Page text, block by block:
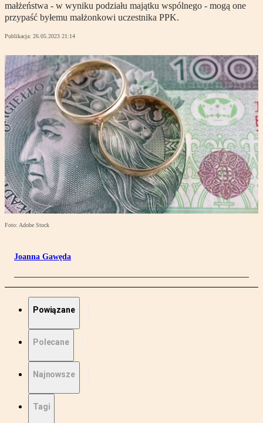
małżeństwa - w wyniku podziału majątku wspólnego - mogą one
przypaść byłemu małżonkowi uczestnika PPK.
Publikacja: 26.05.2023 21:14
Foto: Adobe Stock
Joanna Gawęda
Powiązane
Polecane
Najnowsze
Tagi